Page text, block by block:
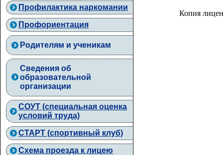
Профилактика наркомании
Профориентация
Родителям и ученикам
Сведения об
образовательной
организации
СОУТ (специальная оценка
условий труда)
СТАРТ (спортивный клуб)
Схема проезда к лицею
Копия